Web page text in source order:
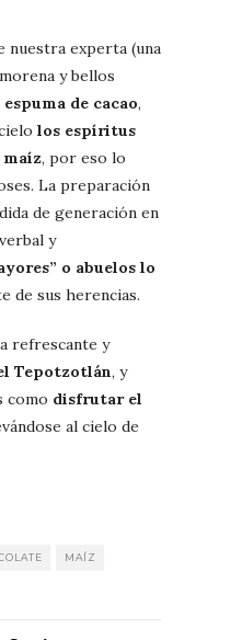
nuestra experta (una
y bellos
espuma de cacao,
los espíritus
maíz, por eso lo
La preparación
de generación en
y
o abuelos lo
de sus herencias.
refrescante y
Tepotzotlán, y
como disfrutar el
al cielo de
MAÍZ